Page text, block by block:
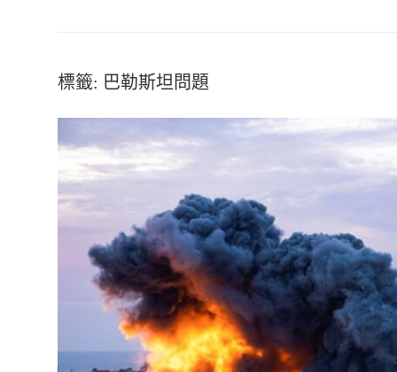
標籤: 巴勒斯坦問題